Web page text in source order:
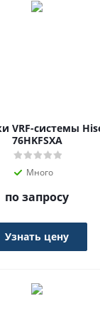
VRF-системы
76HKFSXA
Много
по запросу
Узнать цену